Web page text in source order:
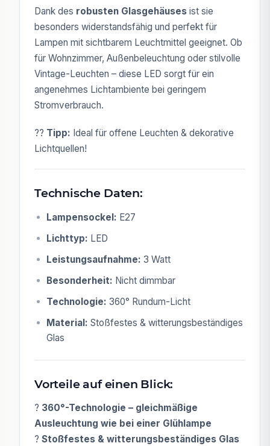
Dank des robusten Glasgehäuses ist sie
besonders widerstandsfähig und perfekt für
Lampen mit sichtbarem Leuchtmittel geeignet. Ob
für Wohnzimmer, Außenbeleuchtung oder stilvolle
Vintage-Leuchten – diese LED sorgt für ein
angenehmes Lichtambiente bei geringem
Stromverbrauch.
?? Tipp: Ideal für offene Leuchten & dekorative
Lichtquellen!
Technische Daten:
Lampensockel: E27
Lichttyp: LED
Leistungsaufnahme: 3 Watt
Besonderheit: Nicht dimmbar
Technologie: 360° Rundum-Licht
Material: Stoßfestes & witterungsbeständiges
Glas
Vorteile auf einen Blick:
? 360°-Technologie – gleichmäßige
Ausleuchtung wie bei einer Glühlampe
? Stoßfestes & witterungsbeständiges Glas